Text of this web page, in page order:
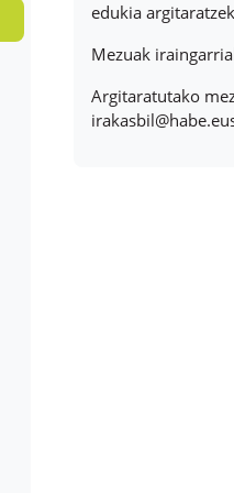
edukia
Mezuak
Argitaratutako